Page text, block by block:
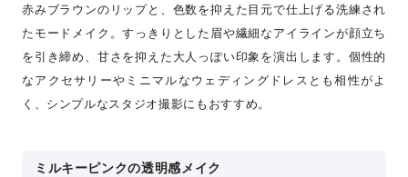
赤みブラウンのリップと、色数を抑えた目元で仕上げる洗練され
たモードメイク。すっきりとした眉や繊細なアイラインが顔立ち
を引き締め、甘さを抑えた大人っぽい印象を演出します。個性的
なアクセサリーやミニマルなウェディングドレスとも相性がよ
く、シンプルなスタジオ撮影にもおすすめ。
ミルキーピンクの透明感メイク